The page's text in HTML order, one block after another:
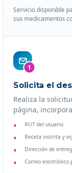
Servicio disponible
sus medicamentos
1
Solicita el
Realiza la
página,
RUT del usuario.
Receta inscrita y
Dirección de
Correo electrónico